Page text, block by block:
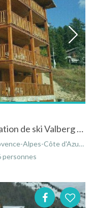
Appartement 2 pièces dans la station de ski Valberg dans les Alpes Maritimes
Alpes-Côte d'Azur, France
personnes